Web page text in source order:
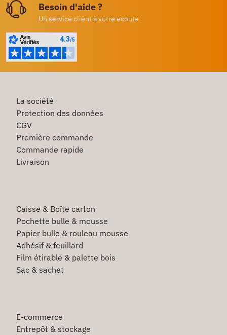
Besoin d'aide ?
Un service client à votre écoute
La société
Protection des données
CGV
Première commande
Commande rapide
Livraison
Caisse & Boîte carton
Pochette bulle & mousse
Papier bulle & rouleau mousse
Adhésif & feuillard
Film étirable & palette bois
Sac & sachet
E-commerce
Entrepôt & stockage